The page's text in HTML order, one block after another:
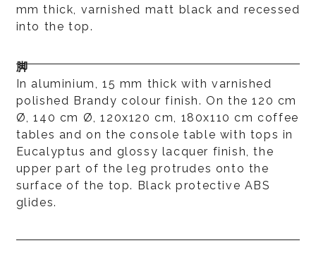
mm thick, varnished matt black and recessed
into the top.
脚
In aluminium, 15 mm thick with varnished
polished Brandy colour finish. On the 120 cm
Ø, 140 cm Ø, 120x120 cm, 180x110 cm coffee
tables and on the console table with tops in
Eucalyptus and glossy lacquer finish, the
upper part of the leg protrudes onto the
surface of the top. Black protective ABS
glides.